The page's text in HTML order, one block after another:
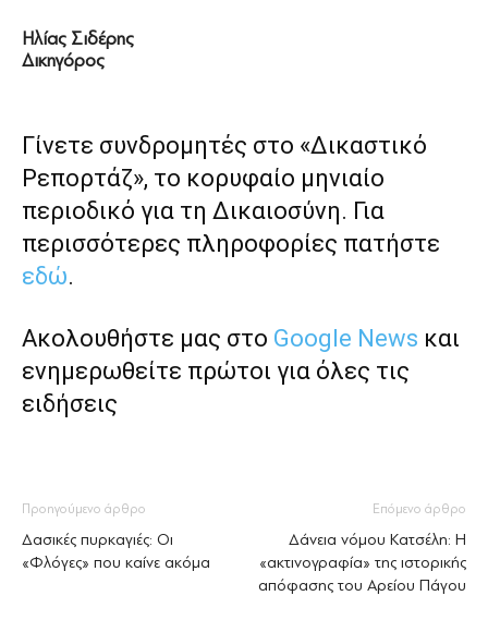
Ηλίας Σιδέρης
Δικηγόρος
Γίνετε συνδρομητές στο «Δικαστικό
Ρεπορτάζ», το κορυφαίο μηνιαίο
περιοδικό για τη Δικαιοσύνη. Για
περισσότερες πληροφορίες πατήστε
εδώ.
Ακολουθήστε μας στο Google News και
ενημερωθείτε πρώτοι για όλες τις
ειδήσεις
Προηγούμενο άρθρο
Δασικές πυρκαγιές: Οι
«Φλόγες» που καίνε ακόμα
Επόμενο άρθρο
Δάνεια νόμου Κατσέλη: Η
«ακτινογραφία» της ιστορικής
απόφασης του Αρείου Πάγου